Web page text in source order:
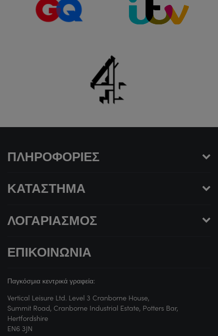
ΠΛΗΡΟΦΟΡΊΕΣ
ΚΑΤΆΣΤΗΜΑ
ΛΟΓΑΡΙΑΣΜΌΣ
ΕΠΙΚΟΙΝΩΝΊΑ
Παγκόσμια κεντρικά γραφεία:
Vertical Leisure Ltd. Level 3 Cranborne House,
Summit Road, Cranborne Industrial Estate, Potters Bar,
Hertfordshire
EN6 3JN